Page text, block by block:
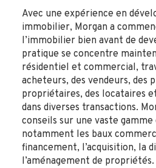
Avec une expérience en
immobilier, Morgan a
l’immobilier bien avant de
pratique se concentre
résidentiel et commercial,
acheteurs, des vendeurs, des
propriétaires, des locataires
dans diverses transactions.
conseils sur une vaste
notamment les baux
financement, l’acquisition, la
l’aménagement de propriétés.